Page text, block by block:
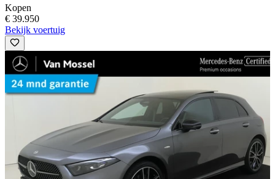
Kopen
€ 39.950
Bekijk voertuig